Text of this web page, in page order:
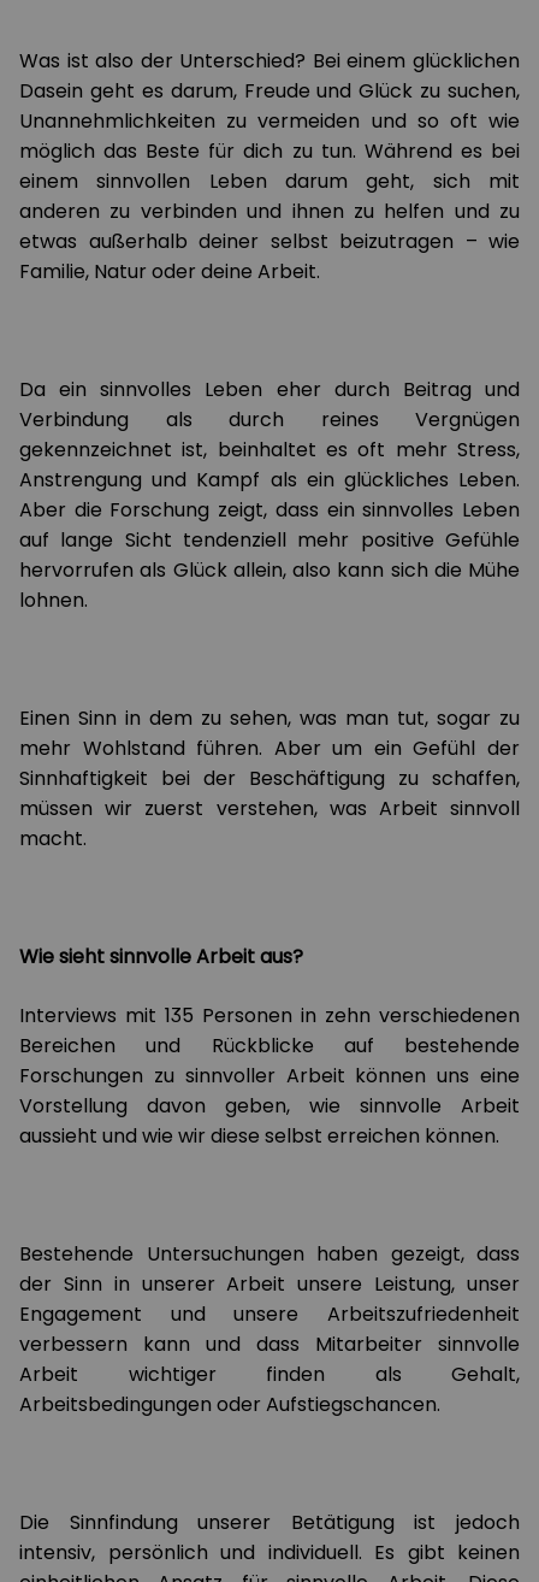
Was ist also der Unterschied? Bei einem glücklichen
Dasein geht es darum, Freude und Glück zu suchen,
Unannehmlichkeiten zu vermeiden und so oft wie
möglich das Beste für dich zu tun. Während es bei
einem sinnvollen Leben darum geht, sich mit
anderen zu verbinden und ihnen zu helfen und zu
etwas außerhalb deiner selbst beizutragen – wie
Familie, Natur oder deine Arbeit.
Da ein sinnvolles Leben eher durch Beitrag und
Verbindung als durch reines Vergnügen
gekennzeichnet ist, beinhaltet es oft mehr Stress,
Anstrengung und Kampf als ein glückliches Leben.
Aber die Forschung zeigt, dass ein sinnvolles Leben
auf lange Sicht tendenziell mehr positive Gefühle
hervorrufen als Glück allein, also kann sich die Mühe
lohnen.
Einen Sinn in dem zu sehen, was man tut, sogar zu
mehr Wohlstand führen. Aber um ein Gefühl der
Sinnhaftigkeit bei der Beschäftigung zu schaffen,
müssen wir zuerst verstehen, was Arbeit sinnvoll
macht.
Wie sieht sinnvolle Arbeit aus?
Interviews mit 135 Personen in zehn verschiedenen
Bereichen und Rückblicke auf bestehende
Forschungen zu sinnvoller Arbeit können uns eine
Vorstellung davon geben, wie sinnvolle Arbeit
aussieht und wie wir diese selbst erreichen können.
Bestehende Untersuchungen haben gezeigt, dass
der Sinn in unserer Arbeit unsere Leistung, unser
Engagement und unsere Arbeitszufriedenheit
verbessern kann und dass Mitarbeiter sinnvolle
Arbeit wichtiger finden als Gehalt,
Arbeitsbedingungen oder Aufstiegschancen.
Die Sinnfindung unserer Betätigung ist jedoch
intensiv, persönlich und individuell. Es gibt keinen